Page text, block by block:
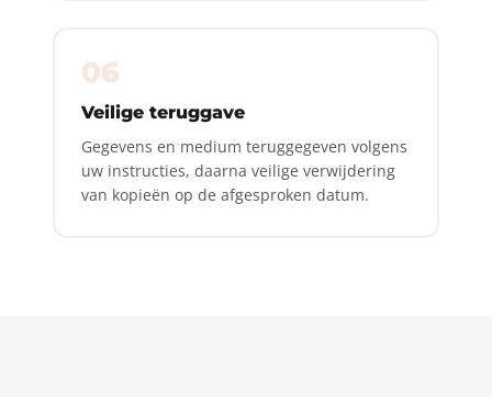
06
Veilige teruggave
Gegevens en medium teruggegeven volgens
uw instructies, daarna veilige verwijdering
van kopieën op de afgesproken datum.